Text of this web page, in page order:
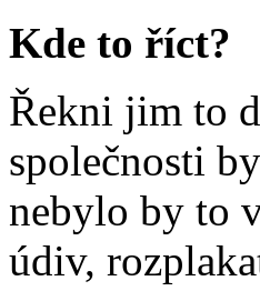
Kde to říct?
Řekni jim to
společnosti
nebylo by to
údiv,